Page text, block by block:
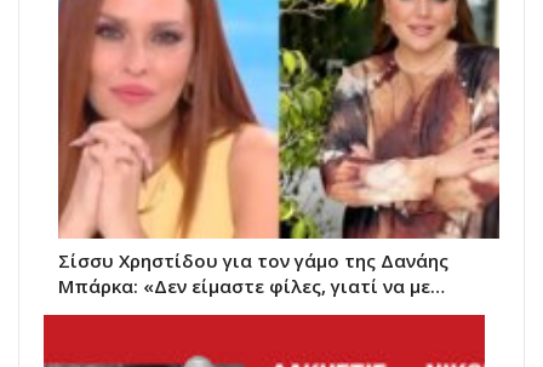
Σίσσυ Χρηστίδου για τον γάμο της Δανάης
Μπάρκα: «Δεν είμαστε φίλες, γιατί να με…